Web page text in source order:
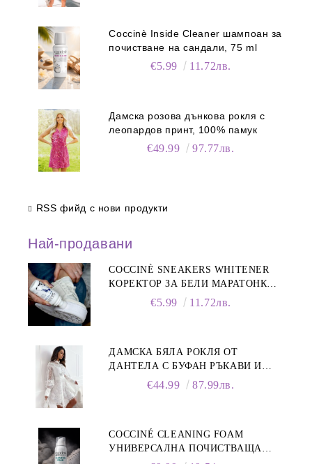
Coccinè Inside Cleaner шампоан за
почистване на сандали, 75 ml
€5.99 11.72лв.
Дамска розова дънкова рокля с
леопардов принт, 100% памук
€49.99 97.77лв.
RSS фийд с нови продукти
Най-продавани
COCCINÈ SNEAKERS WHITENER
КОРЕКТОР ЗА БЕЛИ МАРАТОНКИ,
€5.99 11.72лв.
ДАМСКА БЯЛА РОКЛЯ ОТ
ДАНТЕЛА С БУФАН РЪКАВИ И
€44.99 87.99лв.
COCCINÉ CLEANING FOAM
УНИВЕРСАЛНА ПОЧИСТВАЩА